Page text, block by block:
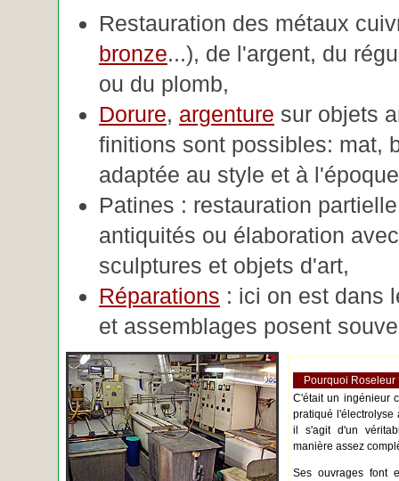
Restauration des métaux
bronze...), de l'argent, du
ou du plomb,
Dorure, argenture sur objets
finitions sont possibles: mat,
adaptée au style et à
Patines : restauration
antiquités ou élaboration
sculptures et objets d'art,
Réparations : ici on est dans
et assemblages posent
Pourquoi Roseleur
C'était un ingénieur
pratiqué l'électrolyse
il s'agit d'un
manière assez
Ses ouvrages font